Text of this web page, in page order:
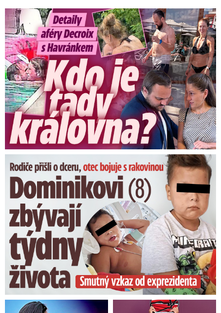
Detaily aféry Decroix s Havránkem: Kdo je tady královna?
Dominikovi (8) zbývají týdny života: Vzkaz od exprezidenta